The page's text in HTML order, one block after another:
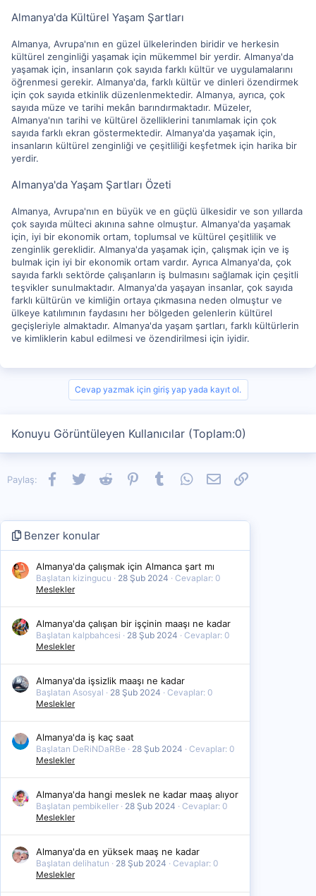
Almanya'da Kültürel Yaşam Şartları
Almanya, Avrupa'nın en güzel ülkelerinden biridir ve herkesin
kültürel zenginliği yaşamak için mükemmel bir yerdir. Almanya'da
yaşamak için, insanların çok sayıda farklı kültür ve uygulamalarını
öğrenmesi gerekir. Almanya'da, farklı kültür ve dinleri özendirmek
için çok sayıda etkinlik düzenlenmektedir. Almanya, ayrıca, çok
sayıda müze ve tarihi mekân barındırmaktadır. Müzeler,
Almanya'nın tarihi ve kültürel özelliklerini tanımlamak için çok
sayıda farklı ekran göstermektedir. Almanya'da yaşamak için,
insanların kültürel zenginliği ve çeşitliliği keşfetmek için harika bir
yerdir.
Almanya'da Yaşam Şartları Özeti
Almanya, Avrupa'nın en büyük ve en güçlü ülkesidir ve son yıllarda
çok sayıda mülteci akınına sahne olmuştur. Almanya'da yaşamak
için, iyi bir ekonomik ortam, toplumsal ve kültürel çeşitlilik ve
zenginlik gereklidir. Almanya'da yaşamak için, çalışmak için ve iş
bulmak için iyi bir ekonomik ortam vardır. Ayrıca Almanya'da, çok
sayıda farklı sektörde çalışanların iş bulmasını sağlamak için çeşitli
teşvikler sunulmaktadır. Almanya'da yaşayan insanlar, çok sayıda
farklı kültürün ve kimliğin ortaya çıkmasına neden olmuştur ve
ülkeye katılımının faydasını her bölgeden gelenlerin kültürel
geçişleriyle almaktadır. Almanya'da yaşam şartları, farklı kültürlerin
ve kimliklerin kabul edilmesi ve özendirilmesi için iyidir.
Cevap yazmak için giriş yap yada kayıt ol.
Konuyu Görüntüleyen Kullanıcılar (Toplam:0)
Paylaş: Facebook
TwitterReddit PinterestTumblrWhatsApp
E-postaLink
Benzer konular
Almanya'da çalışmak için Almanca şart mı
Başlatan kizingucu 28 Şub 2024
Cevaplar: 0
Meslekler
Almanya'da çalışan bir işçinin maaşı ne kadar
Başlatan kalpbahcesi 28 Şub 2024
Cevaplar: 0
Meslekler
Almanya'da işsizlik maaşı ne kadar
Başlatan Asosyal 28 Şub 2024
Cevaplar: 0
Meslekler
Almanya'da iş kaç saat
Başlatan DeRiNDaRBe 28 Şub 2024
Cevaplar: 0
Meslekler
Almanya'da hangi meslek ne kadar maaş alıyor
Başlatan pembikeller 28 Şub 2024
Cevaplar: 0
Meslekler
Almanya'da en yüksek maaş ne kadar
Başlatan delihatun 28 Şub 2024
Cevaplar: 0
Meslekler